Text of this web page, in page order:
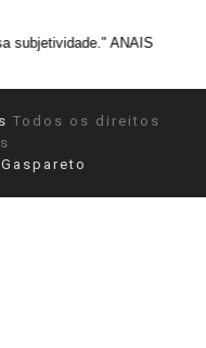
ANAIS NIN
Todos os direitos